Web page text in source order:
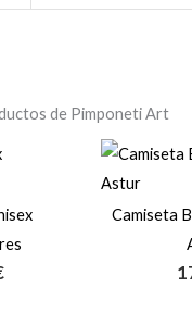
de Pimponeti Art
Camiseta